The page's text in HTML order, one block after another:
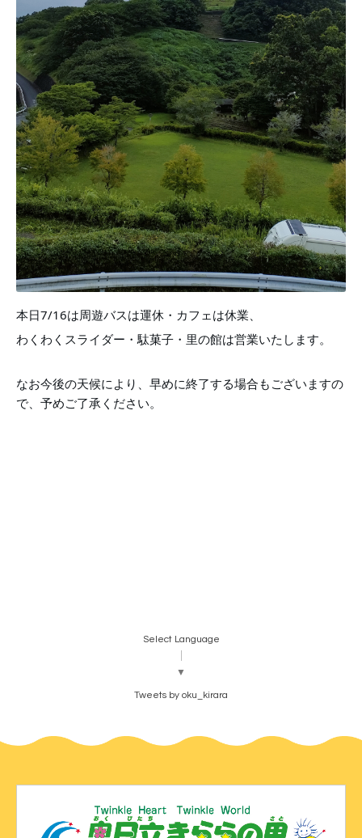
本日7/16は周遊バスは運休・カフェは休業、
わくわくスライダー・駄菓子・里の館は営業いたします。
なお今後の天候により、早めに終了する場合もございますの
で、予めご了承ください。
Select Language
▼
Tweets by oku_kirara